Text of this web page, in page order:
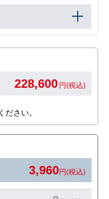
228,600 円(税込)
さい。
3,960円(税込)